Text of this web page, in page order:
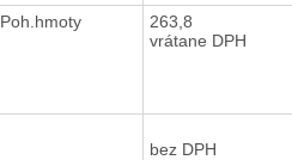
Poh.hmoty
263,8
vrátane DPH
bez DPH